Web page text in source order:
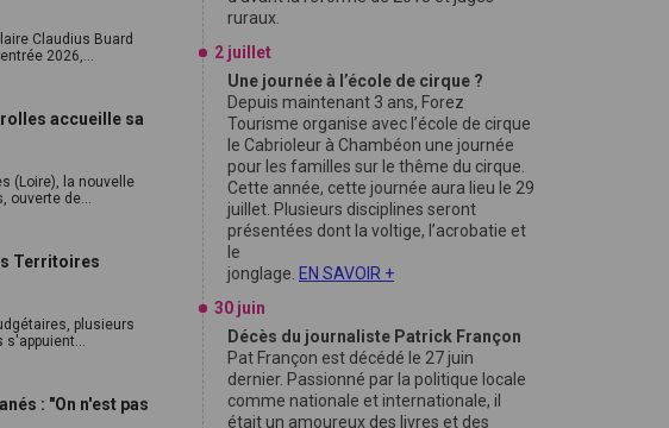
Claudius Buard
2026,...
accueille sa
(Loire), la nouvelle
ouverte de...
Territoires
plusieurs
: "On n'est pas
ruraux.
2 juillet
Une journée à l’école de cirque ?
Depuis maintenant 3 ans, Forez
Tourisme organise avec l’école de cirque
le Cabrioleur à Chambéon une journée
pour les familles sur le thême du cirque.
Cette année, cette journée aura lieu le 29
juillet. Plusieurs disciplines seront
présentées dont la voltige, l’acrobatie et
le
jonglage. EN SAVOIR +
30 juin
Décès du journaliste Patrick Françon
Pat Françon est décédé le 27 juin
dernier. Passionné par la politique locale
comme nationale et internationale, il
était un amoureux des livres et des